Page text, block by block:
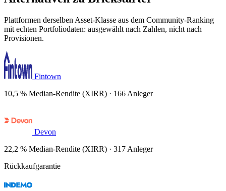
Plattformen derselben Asset-Klasse aus dem Community-Ranking
mit echten Portfoliodaten: ausgewählt nach Zahlen, nicht nach
Provisionen.
Fintown
10,5 % Median-Rendite (XIRR) · 166 Anleger
Devon
22,2 % Median-Rendite (XIRR) · 317 Anleger
Rückkaufgarantie